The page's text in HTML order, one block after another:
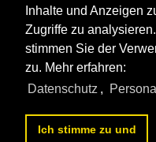
Inhalte und Anzeigen
Zugriffe zu
stimmen Sie der
zu. Mehr erfahren:
Datenschutz ,
Ich stimme zu und